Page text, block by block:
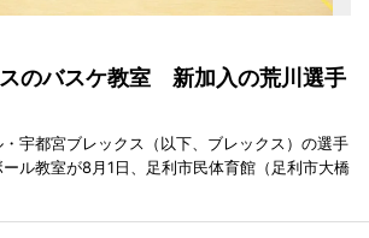
のバスケ教室 新加入の荒川選手
宇都宮ブレックス（以下、ブレックス）の選手
ル教室が8月1日、足利市民体育館（足利市大橋